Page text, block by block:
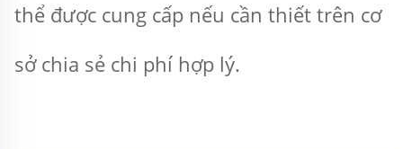
thể được cung cấp nếu cần thiết trên cơ
sở chia sẻ chi phí hợp lý.